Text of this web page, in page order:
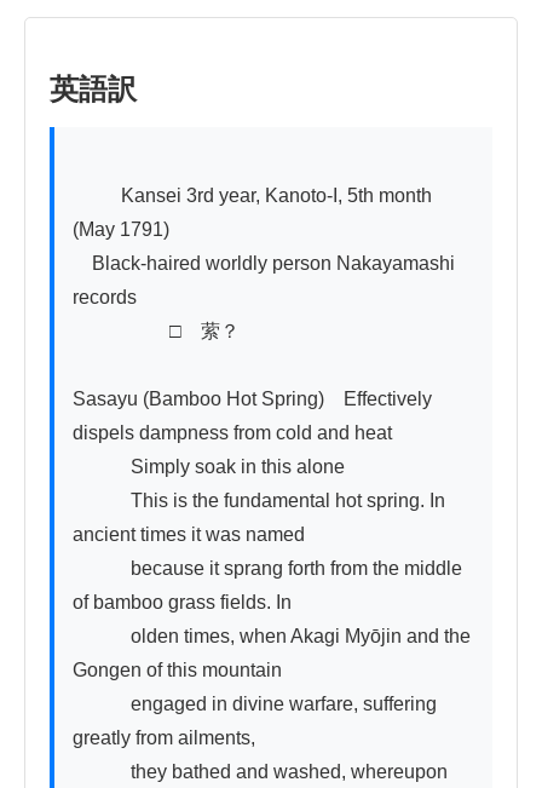
英語訳
(May 1791)
Black-haired worldly person Nakayamashi
records
□　萦？
Sasayu (Bamboo Hot Spring)　Effectively
dispels dampness from cold and heat
Simply soak in this alone
This is the fundamental hot spring. In
ancient times it was named
because it sprang forth from the middle
of bamboo grass fields. In
olden times, when Akagi Myōjin and the
Gongen of this mountain
engaged in divine warfare, suffering
greatly from ailments,
they bathed and washed, whereupon